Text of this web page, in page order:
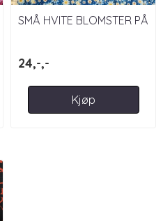
SMÅ HVITE BLOMSTER PÅ
24,-,-
Kjøp